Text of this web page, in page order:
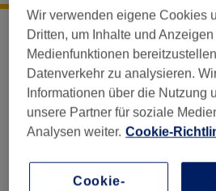
Entschuldigung, diese
vorübergehend auf
verfügbar.
Hier findest du
Wir verwenden eigene Cookies
Dritten, um Inhalte und
Medienfunktionen
Datenverkehr zu analysieren.
Informationen über die Nutzung
unsere Partner für soziale
Analysen weiter. Cookie-
Cookie-